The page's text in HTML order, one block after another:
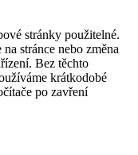
stránky použitelné.
stránce nebo změna
Bez těchto
krátkodobé
po zavření